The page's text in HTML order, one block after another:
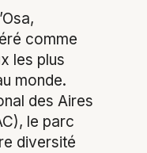
comme
les plus
monde.
des Aires
le parc
diversité